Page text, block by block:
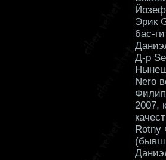
Йозеф
Эрик
бас-
Д-р
Nero
Филип
2007,
Rotny